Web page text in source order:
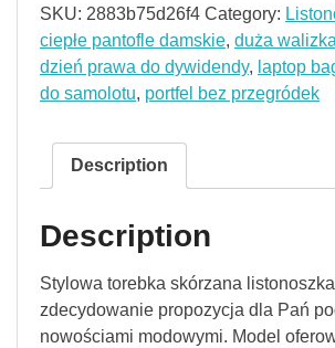
SKU: 2883b75d26f4 Category:
ciepłe pantofle damskie, duża
dzień prawa do dywidendy, laptop
do samolotu, portfel bez przegródek
Description
Description
Stylowa torebka skórzana
zdecydowanie propozycja dla Pań
nowościami modowymi. Model